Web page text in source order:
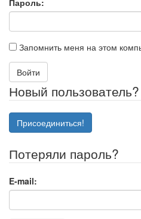
Пароль:
Запомнить меня на этом
Войти
Новый пользователь?
Присоединиться!
Потеряли пароль?
E-mail: